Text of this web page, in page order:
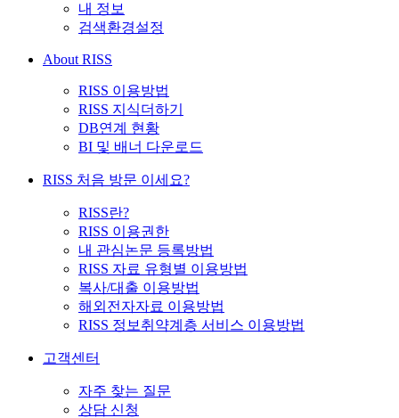
내 정보
검색환경설정
About RISS
RISS 이용방법
RISS 지식더하기
DB연계 현황
BI 및 배너 다운로드
RISS 처음 방문 이세요?
RISS란?
RISS 이용권한
내 관심논문 등록방법
RISS 자료 유형별 이용방법
복사/대출 이용방법
해외전자자료 이용방법
RISS 정보취약계층 서비스 이용방법
고객센터
자주 찾는 질문
상담 신청